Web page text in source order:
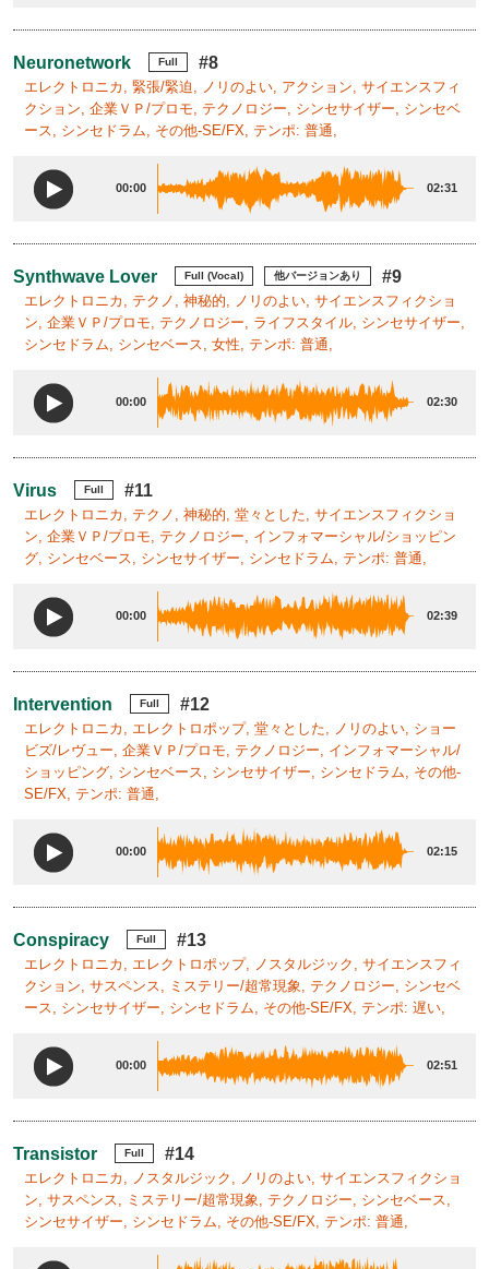
Neuronetwork Full #8
エレクトロニカ, 緊張/緊迫, ノリのよい, アクション, サイエンスフィ
クション, 企業ＶＰ/プロモ, テクノロジー, シンセサイザー, シンセベ
ース, シンセドラム, その他-SE/FX, テンポ: 普通,
00:00 02:31
Synthwave Lover Full (Vocal) 他バージョンあり #9
エレクトロニカ, テクノ, 神秘的, ノリのよい, サイエンスフィクショ
ン, 企業ＶＰ/プロモ, テクノロジー, ライフスタイル, シンセサイザー,
シンセドラム, シンセベース, 女性, テンポ: 普通,
00:00 02:30
Virus Full #11
エレクトロニカ, テクノ, 神秘的, 堂々とした, サイエンスフィクショ
ン, 企業ＶＰ/プロモ, テクノロジー, インフォマーシャル/ショッピン
グ, シンセベース, シンセサイザー, シンセドラム, テンポ: 普通,
00:00 02:39
Intervention Full #12
エレクトロニカ, エレクトロポップ, 堂々とした, ノリのよい, ショー
ビズ/レヴュー, 企業ＶＰ/プロモ, テクノロジー, インフォマーシャル/
ショッピング, シンセベース, シンセサイザー, シンセドラム, その他-
SE/FX, テンポ: 普通,
00:00 02:15
Conspiracy Full #13
エレクトロニカ, エレクトロポップ, ノスタルジック, サイエンスフィ
クション, サスペンス, ミステリー/超常現象, テクノロジー, シンセベ
ース, シンセサイザー, シンセドラム, その他-SE/FX, テンポ: 遅い,
00:00 02:51
Transistor Full #14
エレクトロニカ, ノスタルジック, ノリのよい, サイエンスフィクショ
ン, サスペンス, ミステリー/超常現象, テクノロジー, シンセベース,
シンセサイザー, シンセドラム, その他-SE/FX, テンポ: 普通,